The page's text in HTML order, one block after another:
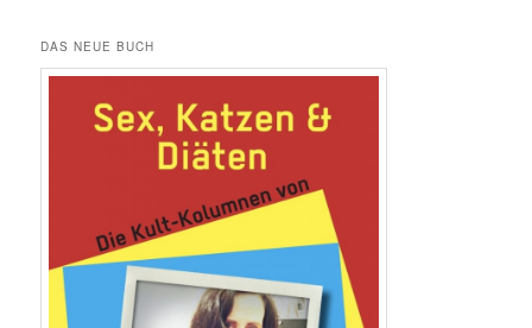
DAS NEUE BUCH